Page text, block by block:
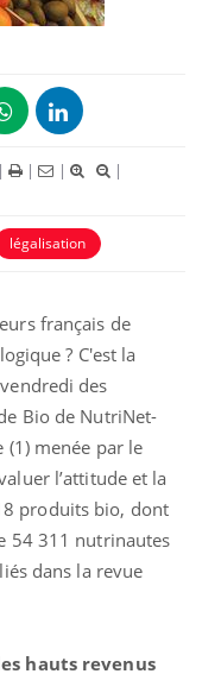
| | |
|
légalisation
français de
? C'est la
des
Bio de NutriNet-
(1) menée par le
l’attitude et la
produits bio, dont
54 311 nutrinautes
dans la revue
hauts revenus